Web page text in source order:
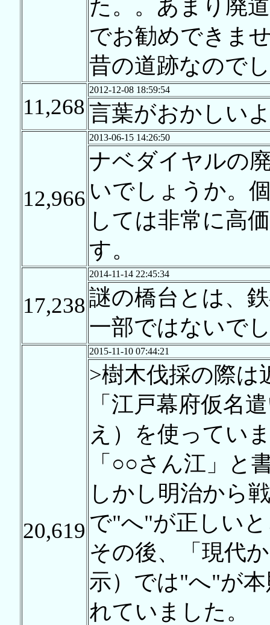
た。。あまり廃
でお勧めできま
昔の道跡なので
11,268
2012-12-08 18:59:54
言葉がおかしい
12,966
2013-06-15 14:26:50
ナベダイヤルの
いでしょうか。
しては非常に高
す。
17,238
2014-11-14 22:45:34
謎の橋台とは、
一部ではないで
20,619
2015-11-10 07:44:21
>樹木伐採の際は
「江戸幕府仮名
え）を使ってい
「○○さん江」と
しかし明治から
で"へ"が正しい
その後、「現代
示）では"へ"が
れていました。